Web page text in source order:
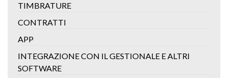
TIMBRATURE
CONTRATTI
APP
INTEGRAZIONE CON IL GESTIONALE E ALTRI
SOFTWARE